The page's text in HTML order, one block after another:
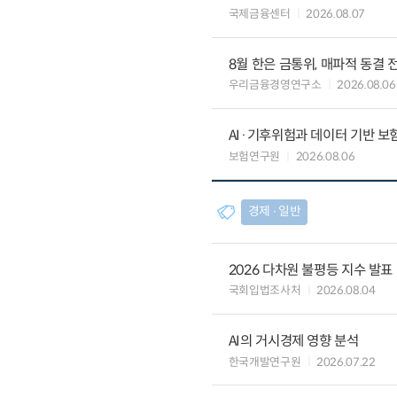
국제금융센터 2026.08.07
8월 한은 금통위, 매파적 동결
우리금융경영연구소 2026.08.06
AI·기후위험과 데이터 기반
보험연구원 2026.08.06
경제 ∙ 일반
2026 다차원 불평등 지수 발
국회입법조사처 2026.08.04
AI의 거시경제 영향 분석
한국개발연구원 2026.07.22